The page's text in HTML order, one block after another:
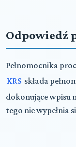
Odpowiedź
Pełnomocnika
KRS składa
dokonujące wpisu
tego nie wypełnia